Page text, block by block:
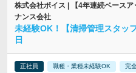
株式会社ボイス | 【4年連続ベース
ナンス会社
未経験OK！【清掃管理スタッ
日
正社員 職種・業種未経験OK 完